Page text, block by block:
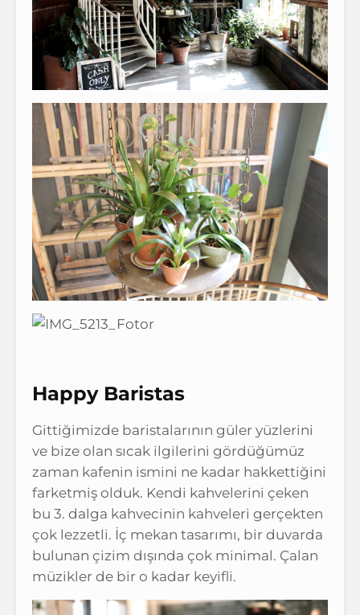
Happy Baristas
Gittiğimizde baristalarının güler yüzlerini
ve bize olan sıcak ilgilerini gördüğümüz
zaman kafenin ismini ne kadar hakkettiğini
farketmiş olduk. Kendi kahvelerini çeken
bu 3. dalga kahvecinin kahveleri gerçekten
çok lezzetli. İç mekan tasarımı, bir duvarda
bulunan çizim dışında çok minimal. Çalan
müzikler de bir o kadar keyifli.